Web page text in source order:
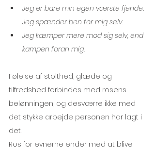
Jeg er bare min egen værste fjende.
Jeg spænder ben for mig selv.
Jeg kæmper mere mod sig selv, end
kampen foran mig.
Følelse af stolthed, glæde og
tilfredshed forbindes med rosens
belønningen, og desværre ikke med
det stykke arbejde personen har lagt i
det.
Ros for evnerne ender med at blive